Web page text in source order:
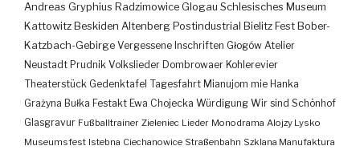
Andreas Gryphius Radzimowice Glogau Schlesisches Museum
Kattowitz Beskiden Altenberg Postindustrial Bielitz Fest Bober-
Katzbach-Gebirge Vergessene Inschriften Głogów Atelier
Neustadt Prudnik Volkslieder Dombrowaer Kohlerevier
Theaterstück Gedenktafel Tagesfahrt Mianujom mie Hanka
Grażyna Bułka Festakt Ewa Chojecka Würdigung Wir sind Schönhof
Glasgravur Fußballtrainer Zieleniec Lieder Monodrama Alojzy Lysko
Museumsfest Istebna Ciechanowice Straßenbahn Szklana Manufaktura